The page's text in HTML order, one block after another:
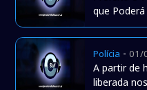
que
Polícia -01/
A partir de
liberada